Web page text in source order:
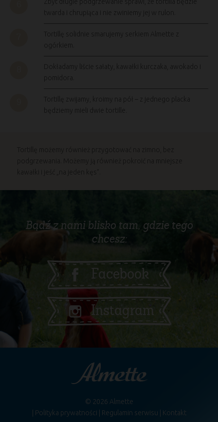
twarda i chrupiąca i nie zwiniemy jej w rulon.
Tortillę solidnie smarujemy serkiem Almette z
ogórkiem.
Dokładamy liście sałaty, kawałki kurczaka, awokado i
pomidora.
Tortillę zwijamy, kroimy na pół – z jednego placka
będziemy mieli dwie tortille.
Bądź z nami blisko tam, gdzie tego
chcesz:
Facebook
Instagram
© 2026 Almette
Polityka prywatności
Regulamin serwisu Kontakt